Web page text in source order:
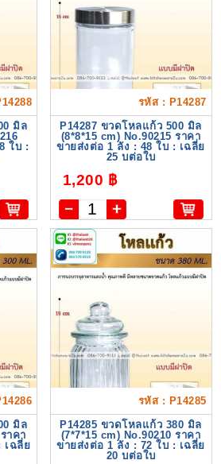
มิล
ใบ :
รหัส : P14287
P14287 ขวดโหลแก้ว 500 มิล
(8*8*15 cm) No.90215 ราคา
ขายส่งต่อ 1 ลัง : 48 ใบ : เฉลี่ย
25 บต่อใบ
1,200 ฿
มิล
าคา
เฉลี่ย
รหัส : P14285
P14285 ขวดโหลแก้ว 380 มิล
(7*7*15 cm) No.90210 ราคา
ขายส่งต่อ 1 ลัง : 72 ใบ : เฉลี่ย
20 บต่อใบ